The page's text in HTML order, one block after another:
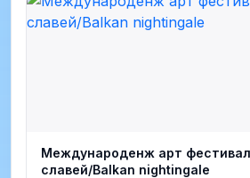
Международенж арт
славей/Balkan nightingale